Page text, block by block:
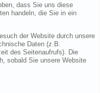
dass Sie uns diese
handeln, die Sie in ein
der Website durch unsere
Daten (z.B.
des Seitenaufrufs). Die
sobald Sie unsere Website